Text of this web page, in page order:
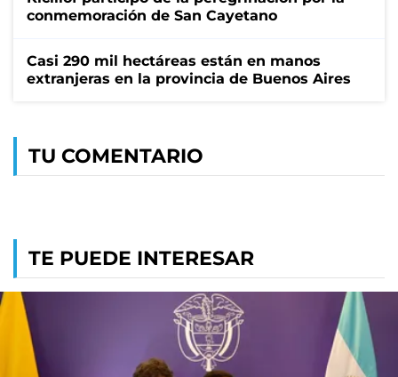
conmemoración de San Cayetano
Casi 290 mil hectáreas están en manos
extranjeras en la provincia de Buenos Aires
TU COMENTARIO
TE PUEDE INTERESAR